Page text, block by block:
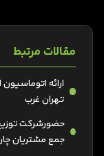
مقالات مرتبط
ارائه
تهران غرب
حضورشرکت
جمع مشتریان